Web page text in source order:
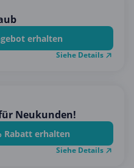
erhalten
Siehe Details
Neukunden!
Rabatt erhalten
Siehe Details